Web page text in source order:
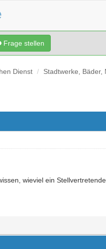
Frage stellen
Dienst Stadtwerke, Bäder,
wieviel ein